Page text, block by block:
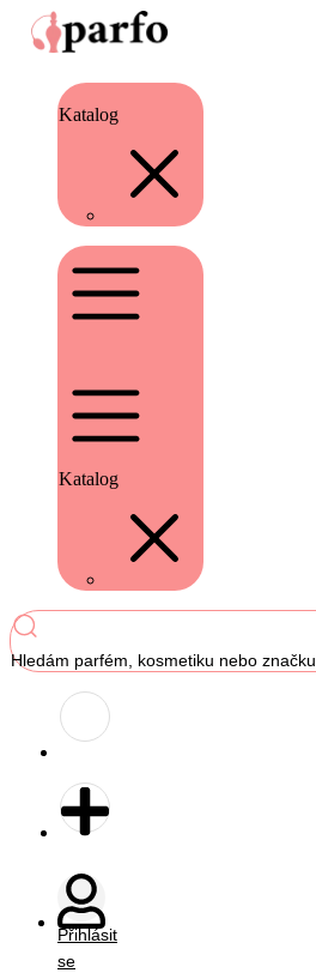
Katalog
Katalog
Hledám parfém, kosmetiku nebo značku
Přihlásit
se